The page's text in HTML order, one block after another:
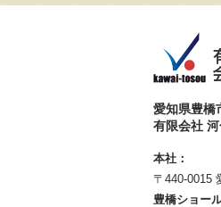
愛知県豊橋
有限会社
本社：
〒440-0015
豊橋ショー